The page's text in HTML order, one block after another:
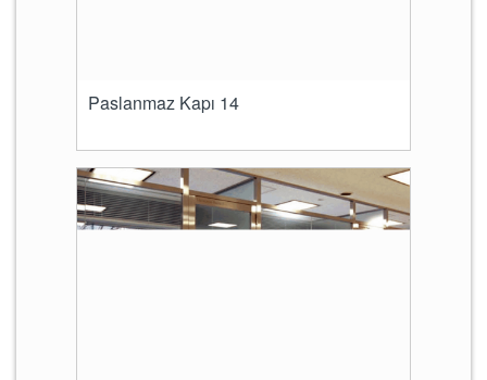
Paslanmaz Kapı 14